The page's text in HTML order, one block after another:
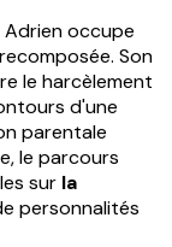
occupe
Son
le harcèlement
d'une
parentale
le parcours
sur la
personnalités